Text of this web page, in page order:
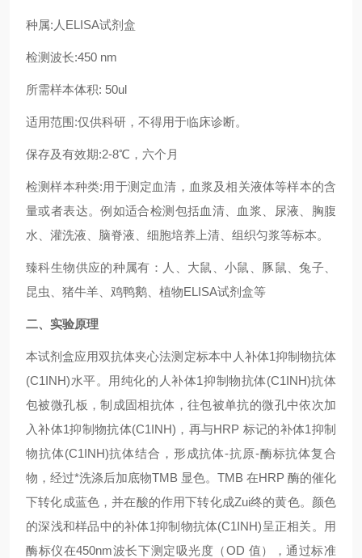
种属:人ELISA试剂盒
检测波长:450 nm
所需样本体积: 50ul
适用范围:仅供科研，不得用于临床诊断。
保存及有效期:2-8℃，六个月
检测样本种类:用于测定血清，血浆及相关液体等样本的含
量或者表达。例如适合检测包括血清、血浆、尿液、胸腹
水、灌洗液、脑脊液、细胞培养上清、组织匀浆等标本。
臻科生物供应的种属有：人、大鼠、小鼠、豚鼠、兔子、
昆虫、猪牛羊、鸡鸭鹅、植物ELISA试剂盒等
二、实验原理
本试剂盒应用双抗体夹心法测定标本中人补体1抑制物抗体
(C1INH)水平。用纯化的人补体1抑制物抗体(C1INH)抗体
包被微孔板，制成固相抗体，往包被单抗的微孔中依次加
入补体1抑制物抗体(C1INH)，再与HRP 标记的补体1抑制
物抗体(C1INH)抗体结合，形成抗体-抗原-酶标抗体复合
物，经过*洗涤后加底物TMB 显色。TMB 在HRP 酶的催化
下转化成蓝色，并在酸的作用下转化成Zui终的黄色。颜色
的深浅和样品中的补体1抑制物抗体(C1INH)呈正相关。用
酶标仪在450nm波长下测定吸光度（OD 值），通过标准